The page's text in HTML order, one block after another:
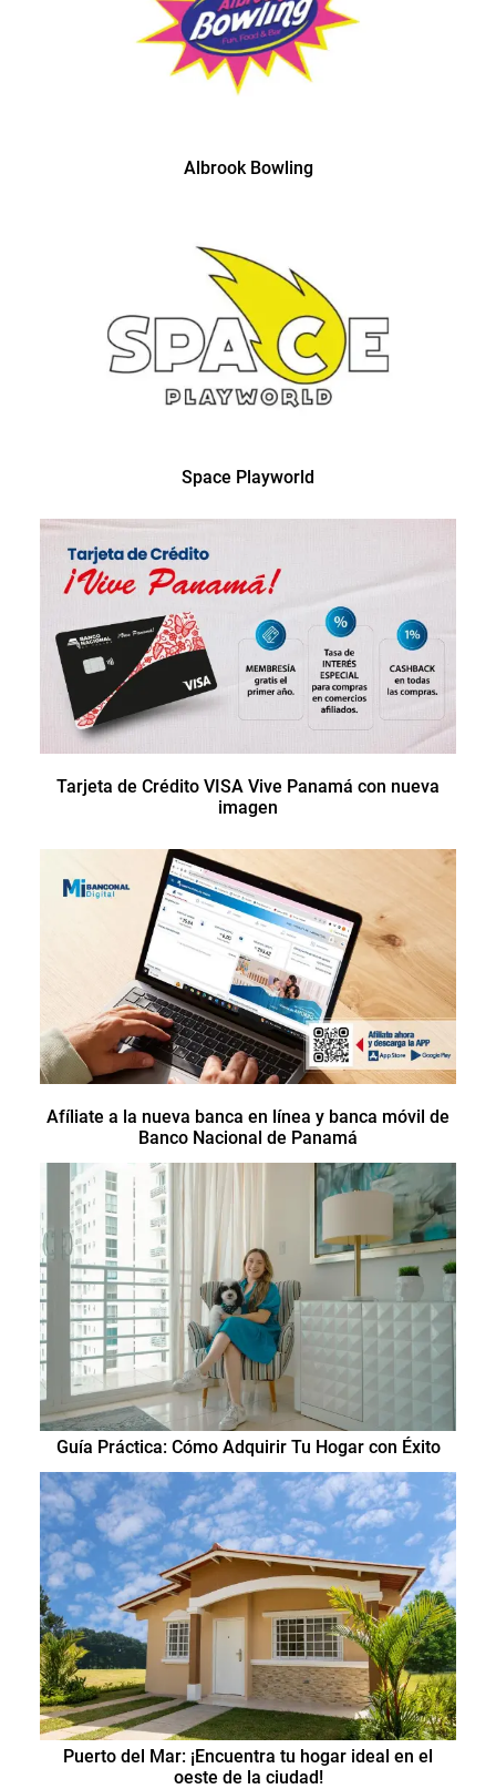
Albrook Bowling
Space Playworld
Tarjeta de Crédito VISA Vive Panamá con nueva
imagen
Afíliate a la nueva banca en línea y banca móvil de
Banco Nacional de Panamá
Guía Práctica: Cómo Adquirir Tu Hogar con Éxito
Puerto del Mar: ¡Encuentra tu hogar ideal en el
oeste de la ciudad!